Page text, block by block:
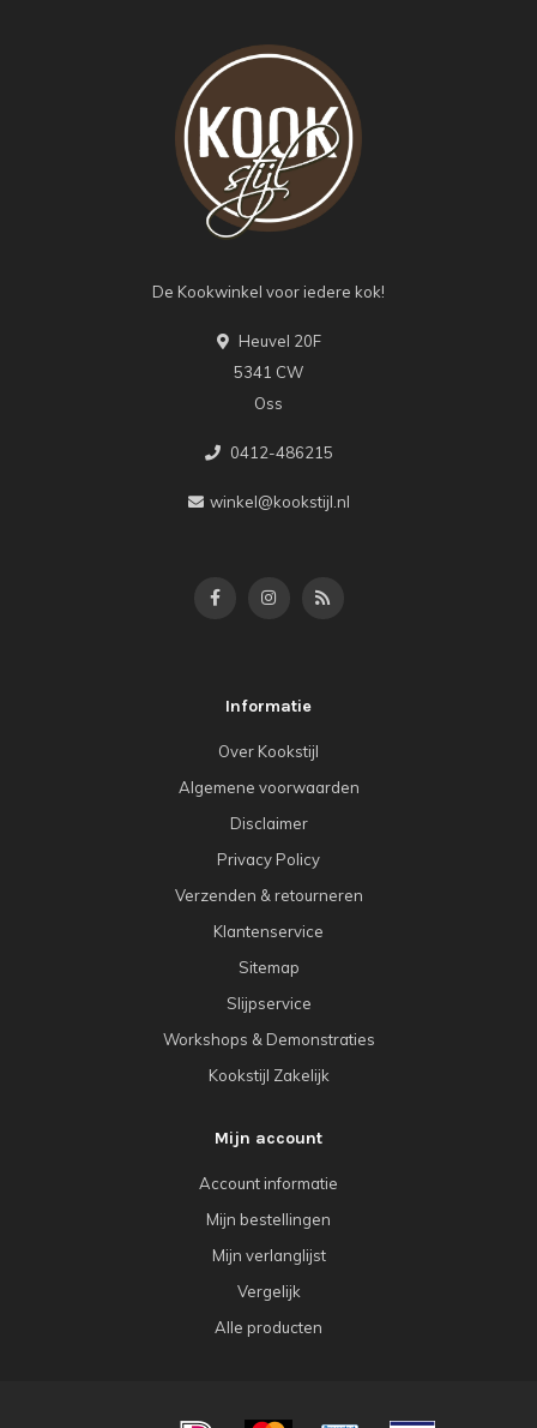
De Kookwinkel voor iedere kok!
Heuvel 20F
5341 CW
Oss
0412-486215
winkel@kookstijl.nl
Informatie
Over Kookstijl
Algemene voorwaarden
Disclaimer
Privacy Policy
Verzenden & retourneren
Klantenservice
Sitemap
Slijpservice
Workshops & Demonstraties
Kookstijl Zakelijk
Mijn account
Account informatie
Mijn bestellingen
Mijn verlanglijst
Vergelijk
Alle producten